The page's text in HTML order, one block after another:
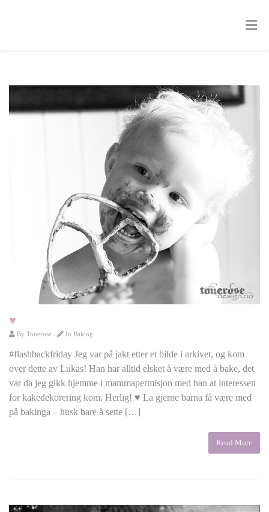
♥
By Tonerose In Baking
#flashbackfriday Jeg var på jakt etter et bilde i arkivet, og kom
over dette av Lukas! Han har alltid elsket å være med å bake, det
var da jeg gikk hjemme i mammapermisjon med han at interessen
for kakedekorering kom. Herlig! ♥ La gjerne barna få være med
på bakinga – husk bare å sette […]
Read More